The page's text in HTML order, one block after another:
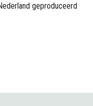
geproduceerd